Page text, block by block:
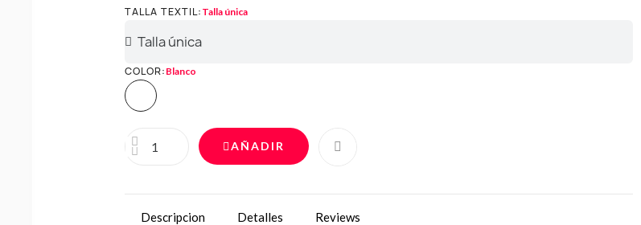
TALLA TEXTIL Talla única
COLOR Blanco
AÑADIR
Descripcion Detalles Reviews